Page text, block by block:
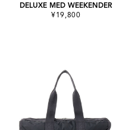
DELUXE MED WEEKENDER
¥19,800